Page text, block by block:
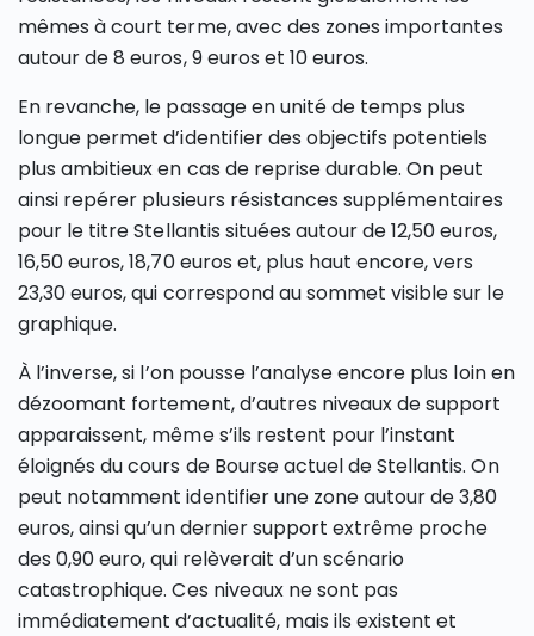
mêmes à court terme, avec des zones importantes
autour de 8 euros, 9 euros et 10 euros.
En revanche, le passage en unité de temps plus
longue permet d’identifier des objectifs potentiels
plus ambitieux en cas de reprise durable. On peut
ainsi repérer plusieurs résistances supplémentaires
pour le titre Stellantis situées autour de 12,50 euros,
16,50 euros, 18,70 euros et, plus haut encore, vers
23,30 euros, qui correspond au sommet visible sur le
graphique.
À l’inverse, si l’on pousse l’analyse encore plus loin en
dézoomant fortement, d’autres niveaux de support
apparaissent, même s’ils restent pour l’instant
éloignés du cours de Bourse actuel de Stellantis. On
peut notamment identifier une zone autour de 3,80
euros, ainsi qu’un dernier support extrême proche
des 0,90 euro, qui relèverait d’un scénario
catastrophique. Ces niveaux ne sont pas
immédiatement d’actualité, mais ils existent et